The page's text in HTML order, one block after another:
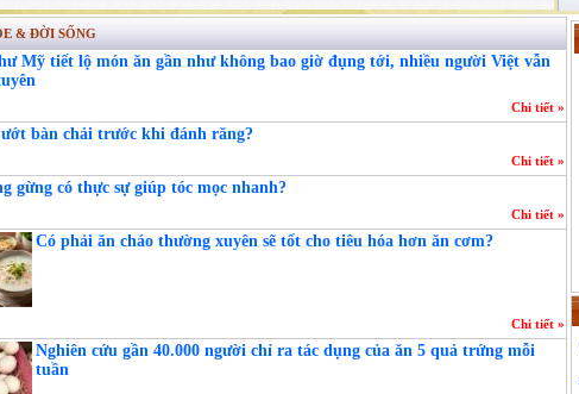
& ĐỜI SỐNG
Mỹ tiết lộ món ăn gần như không bao giờ đụng tới, nhiều người Việt vẫn
Chi tiết »
bàn chải trước khi đánh răng?
Chi tiết »
gừng có thực sự giúp tóc mọc nhanh?
Chi tiết »
Có phải ăn cháo thường xuyên sẽ tốt cho tiêu hóa hơn ăn cơm?
Chi tiết »
Nghiên cứu gần 40.000 người chỉ ra tác dụng của ăn 5 quả trứng mỗi
tuần